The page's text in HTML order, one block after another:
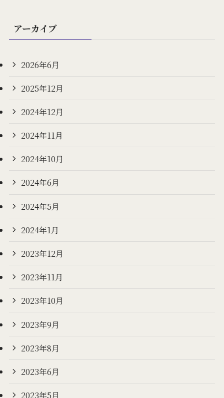
アーカイブ
2026年6月
2025年12月
2024年12月
2024年11月
2024年10月
2024年6月
2024年5月
2024年1月
2023年12月
2023年11月
2023年10月
2023年9月
2023年8月
2023年6月
2023年5月